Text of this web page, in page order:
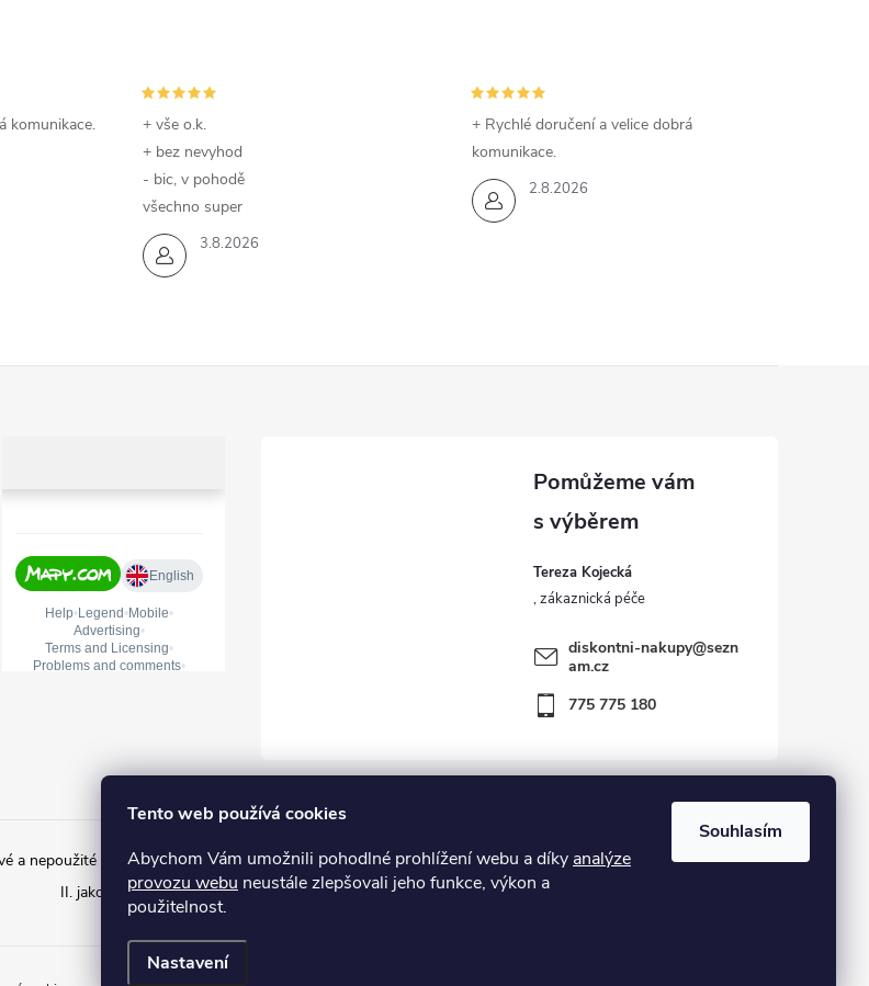
Tento web používá cookies
Abychom Vám umožnili pohodlné prohlížení webu a díky analýze
provozu webu neustále zlepšovali jeho funkce, výkon a
použitelnost.
Nastavení
Souhlasím
komunikace.
3.8.2026
+ vše o.k.
+ bez nevyhod
- bic, v pohodě
všechno super
2.8.2026
+ Rychlé doručení a velice dobrá
komunikace.
Tereza Kojecká
diskontni-nakupy@sezn
am.cz
775 775 180
a nepoužité zboží s estetickým poškozením
II. jakost – zboží vráceno zákazníkem ve 14ti denní lhůtě
II. jakost – Použité zboží